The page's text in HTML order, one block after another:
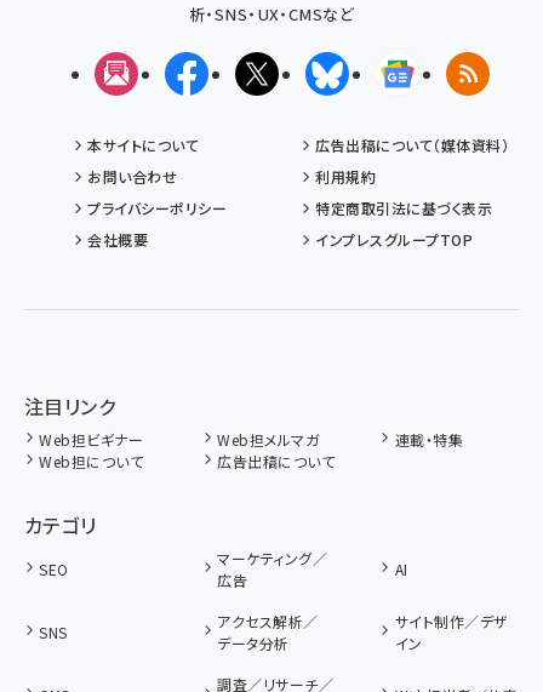
析・SNS・UX・CMSなど
メルマガFacebookX(エックス)BlueskyGoogleニュ
RSS
本サイトについて
広告出稿について（媒体資料）
お問い合わせ
利用規約
プライバシーポリシー
特定商取引法に基づく表示
会社概要
インプレスグループTOP
注目リンク
Web担ビギナー Web担メルマガ
連載・特集
Web担について
広告出稿について
カテゴリ
SEO
マーケティング／
広告
AI
SNS
アクセス解析／
データ分析
サイト制作／デザ
イン
調査／リサーチ／